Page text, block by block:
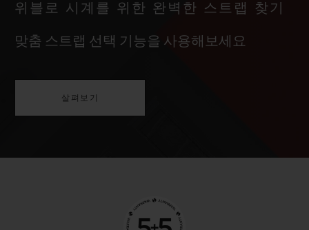
위블로 시계를 위한 완벽한 스트랩 찾기
맞춤 스트랩 선택 기능을 사용해보세요
살펴보기